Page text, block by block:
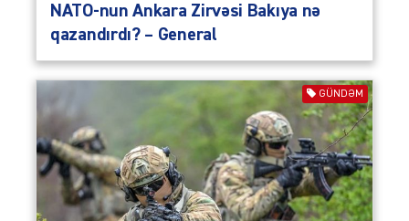
NATO-nun Ankara Zirvəsi Bakıya nə
qazandırdı? – General
GÜNDƏM